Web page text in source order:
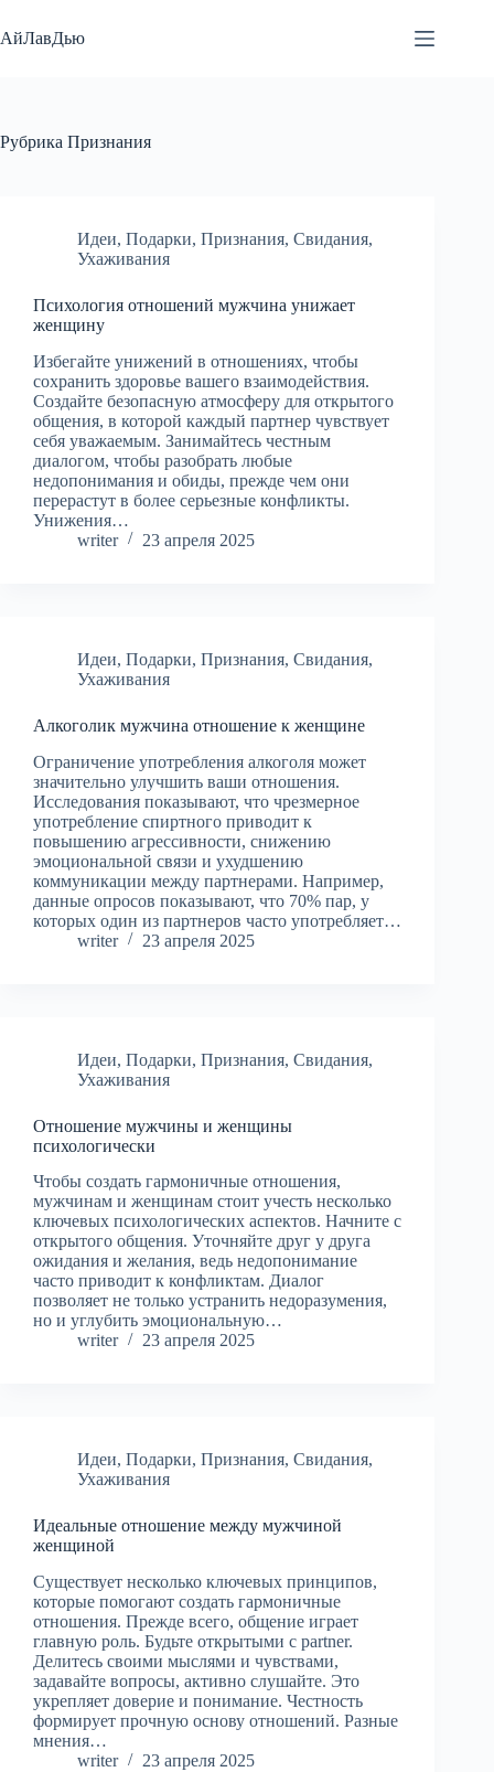
к
сути
АйЛавДью
Рубрика Признания
Идеи, Подарки, Признания, Свидания,
Ухаживания
Психология отношений мужчина унижает
женщину
Избегайте унижений в отношениях, чтобы
сохранить здоровье вашего взаимодействия.
Создайте безопасную атмосферу для открытого
общения, в которой каждый партнер чувствует
себя уважаемым. Занимайтесь честным
диалогом, чтобы разобрать любые
недопонимания и обиды, прежде чем они
перерастут в более серьезные конфликты.
Унижения…
writer
23 апреля 2025
Идеи, Подарки, Признания, Свидания,
Ухаживания
Алкоголик мужчина отношение к женщине
Ограничение употребления алкоголя может
значительно улучшить ваши отношения.
Исследования показывают, что чрезмерное
употребление спиртного приводит к
повышению агрессивности, снижению
эмоциональной связи и ухудшению
коммуникации между партнерами. Например,
данные опросов показывают, что 70% пар, у
которых один из партнеров часто употребляет…
writer
23 апреля 2025
Идеи, Подарки, Признания, Свидания,
Ухаживания
Отношение мужчины и женщины
психологически
Чтобы создать гармоничные отношения,
мужчинам и женщинам стоит учесть несколько
ключевых психологических аспектов. Начните с
открытого общения. Уточняйте друг у друга
ожидания и желания, ведь недопонимание
часто приводит к конфликтам. Диалог
позволяет не только устранить недоразумения,
но и углубить эмоциональную…
writer
23 апреля 2025
Идеи, Подарки, Признания, Свидания,
Ухаживания
Идеальные отношение между мужчиной
женщиной
Существует несколько ключевых принципов,
которые помогают создать гармоничные
отношения. Прежде всего, общение играет
главную роль. Будьте открытыми с partner.
Делитесь своими мыслями и чувствами,
задавайте вопросы, активно слушайте. Это
укрепляет доверие и понимание. Честность
формирует прочную основу отношений. Разные
мнения…
writer
23 апреля 2025